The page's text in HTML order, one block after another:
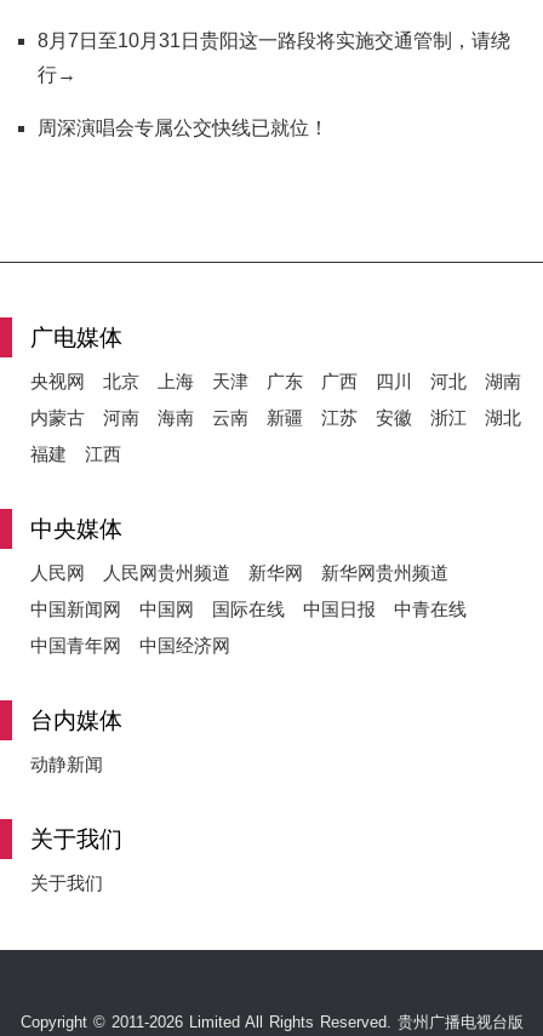
8月7日至10月31日贵阳这一路段将实施交通管制，请绕
行→
周深演唱会专属公交快线已就位！
广电媒体
央视网 北京 上海 天津 广东 广西 四川 河北
湖南
内蒙古
河南 海南 云南 新疆 江苏 安徽 浙江
湖北
福建
江西
中央媒体
人民网 人民网贵州频道 新华网
新华网贵州频道
中国新闻网
中国网 国际在线 中国日报
中青在线
中国青年网
中国经济网
台内媒体
动静新闻
关于我们
关于我们
Copyright © 2011-2026 Limited All Rights Reserved. 贵州广播电视台版